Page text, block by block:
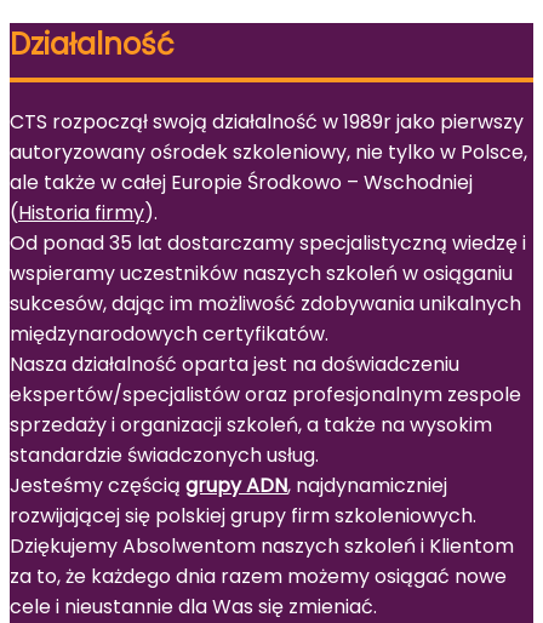
Działalność
CTS rozpoczął swoją działalność w 1989r jako pierwszy
autoryzowany ośrodek szkoleniowy, nie tylko w Polsce,
ale także w całej Europie Środkowo – Wschodniej
(Historia firmy).
Od ponad 35 lat dostarczamy specjalistyczną wiedzę i
wspieramy uczestników naszych szkoleń w osiąganiu
sukcesów, dając im możliwość zdobywania unikalnych
międzynarodowych certyfikatów.
Nasza działalność oparta jest na doświadczeniu
ekspertów/specjalistów oraz profesjonalnym zespole
sprzedaży i organizacji szkoleń, a także na wysokim
standardzie świadczonych usług.
Jesteśmy częścią grupy ADN, najdynamiczniej
rozwijającej się polskiej grupy firm szkoleniowych.
Dziękujemy Absolwentom naszych szkoleń i Klientom
za to, że każdego dnia razem możemy osiągać nowe
cele i nieustannie dla Was się zmieniać.